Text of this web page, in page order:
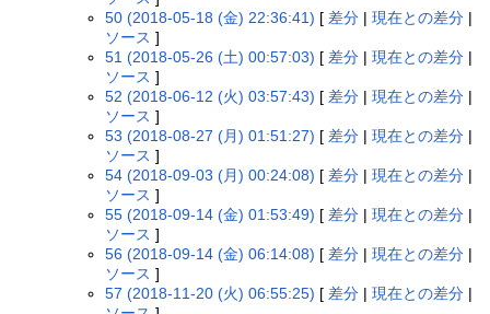
50 (2018-05-18 (金) 22:36:41) [ 差分 |現在との差分 |
ソース ]
51 (2018-05-26 (土) 00:57:03) [ 差分 |現在との差分 |
ソース ]
52 (2018-06-12 (火) 03:57:43) [ 差分 |現在との差分 |
ソース ]
53 (2018-08-27 (月) 01:51:27) [ 差分 |現在との差分 |
ソース ]
54 (2018-09-03 (月) 00:24:08) [ 差分 |現在との差分 |
ソース ]
55 (2018-09-14 (金) 01:53:49) [ 差分 |現在との差分 |
ソース ]
56 (2018-09-14 (金) 06:14:08) [ 差分 |現在との差分 |
ソース ]
57 (2018-11-20 (火) 06:55:25) [ 差分 |現在との差分 |